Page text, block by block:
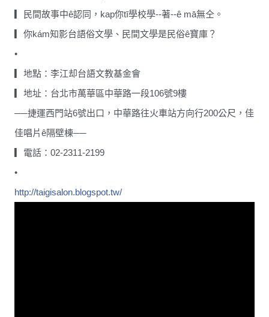
▎民間故事中ê認同，kap你tī學校學--著--ê mā無仝。
▎你kám知影台語俗文學、民間文學是民俗ê寶庫？
•
▎地點：李江却台語文教基金會
▎地址：台北市萬華區中華路一段106號9樓
──捷運西門站6號出口，中華路往火車站方向行200公尺，佳
佳唱片ê隔壁棟──
▎電話：02-2311-2199
•
http://taigisalon.blogspot.tw/